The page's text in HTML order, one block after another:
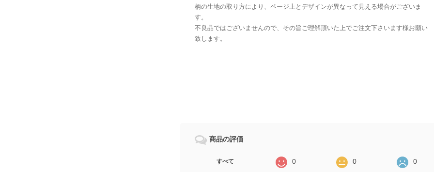
柄の生地の取り方により、ページ上とデザインが異なって見える場合がございま
す。
不良品ではございませんので、その旨ご理解頂いた上でご注文下さいます様お願い
致します。
商品の評価
すべて 0 0 0